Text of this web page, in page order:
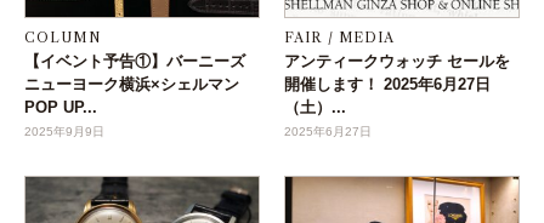
COLUMN
【イベント予告①】バーニーズ
ニューヨーク横浜×シェルマン
POP UP...
2025年9月9日
FAIR / MEDIA
アンティークウォッチ セールを
開催します！ 2025年6月27日
（土）...
2025年6月27日